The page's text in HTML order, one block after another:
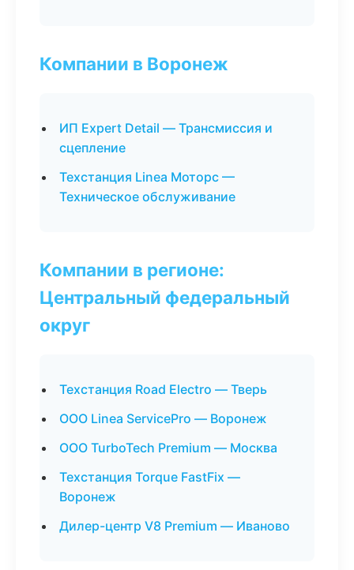
Компании в Воронеж
ИП Expert Detail — Трансмиссия и
сцепление
Техстанция Linea Моторс —
Техническое обслуживание
Компании в регионе:
Центральный федеральный
округ
Техстанция Road Electro — Тверь
ООО Linea ServicePro — Воронеж
ООО TurboTech Premium — Москва
Техстанция Torque FastFix —
Воронеж
Дилер-центр V8 Premium — Иваново